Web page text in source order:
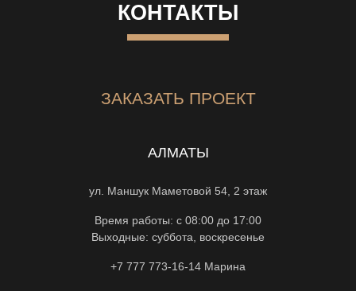
КОНТАКТЫ
ЗАКАЗАТЬ ПРОЕКТ
АЛМАТЫ
ул. Маншук Маметовой 54, 2 этаж
Время работы: с 08:00 до 17:00
Выходные: суббота, воскресенье
+7 777 773-16-14 Марина